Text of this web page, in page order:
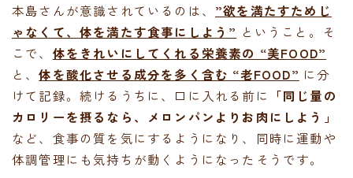
本島さんが意識されているのは、 ”欲を満たすためじ
ゃなくて、体を満たす食事にしよう” ということ。そ
こで、 体をきれいにしてくれる栄養素の “美FOOD”
と、体を酸化させる成分を多く含む “老FOOD” に分
けて記録。続けるうちに、口に入れる前に
「同じ量の
カロリーを摂るなら、メロンパンよりお肉にしよう」
など、食事の質を気にするようになり、同時に運動や
体調管理にも気持ちが動くようになったそうです。